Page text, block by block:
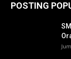
POSTING